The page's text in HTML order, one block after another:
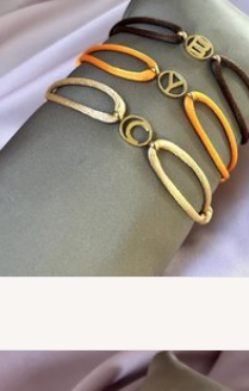
Gegraveerd Armbandje Deluxe